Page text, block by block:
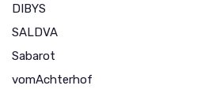
DIBYS
SALDVA
Sabarot
vomAchterhof